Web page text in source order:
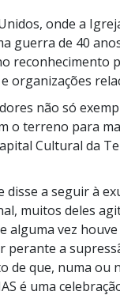
onde a
guerra de 40
reconhecimento
organizações
não só
o terreno para
Cultural da
disse a seguir à
muitos deles
alguma vez
a
de que, numa ou
é uma